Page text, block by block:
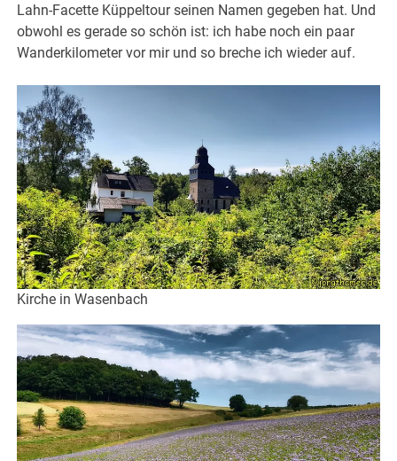
Lahn-Facette Küppeltour seinen Namen gegeben hat. Und
obwohl es gerade so schön ist: ich habe noch ein paar
Wanderkilometer vor mir und so breche ich wieder auf.
Kirche in Wasenbach